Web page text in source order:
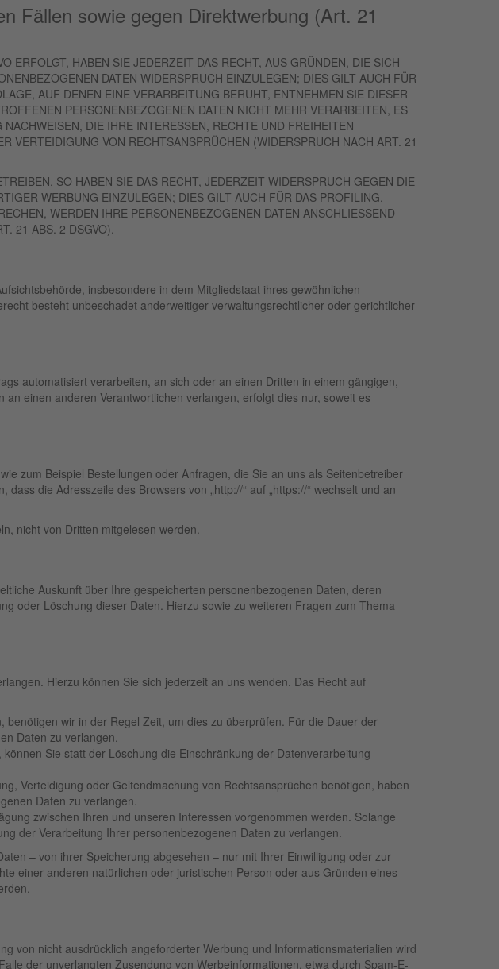
Fällen sowie gegen Direktwerbung (Art. 21
ERFOLGT, HABEN SIE JEDERZEIT DAS RECHT, AUS GRÜNDEN, DIE SICH
DATEN WIDERSPRUCH EINZULEGEN; DIES GILT AUCH FÜR
AUF DENEN EINE VERARBEITUNG BERUHT, ENTNEHMEN SIE DIESER
PERSONENBEZOGENEN DATEN NICHT MEHR VERARBEITEN, ES
DIE IHRE INTERESSEN, RECHTE UND FREIHEITEN
VERTEIDIGUNG VON RECHTSANSPRÜCHEN (WIDERSPRUCH NACH ART. 21
SO HABEN SIE DAS RECHT, JEDERZEIT WIDERSPRUCH GEGEN DIE
WERBUNG EINZULEGEN; DIES GILT AUCH FÜR DAS PROFILING,
WERDEN IHRE PERSONENBEZOGENEN DATEN ANSCHLIESSEND
21 ABS. 2 DSGVO).
insbesondere in dem Mitgliedstaat ihres gewöhnlichen
besteht unbeschadet anderweitiger verwaltungsrechtlicher oder gerichtlicher
automatisiert verarbeiten, an sich oder an einen Dritten in einem gängigen,
einen anderen Verantwortlichen verlangen, erfolgt dies nur, soweit es
zum Beispiel Bestellungen oder Anfragen, die Sie an uns als Seitenbetreiber
die Adresszeile des Browsers von „http://“ auf „https://“ wechselt und an
nicht von Dritten mitgelesen werden.
Auskunft über Ihre gespeicherten personenbezogenen Daten, deren
oder Löschung dieser Daten. Hierzu sowie zu weiteren Fragen zum Thema
Hierzu können Sie sich jederzeit an uns wenden. Das Recht auf
wir in der Regel Zeit, um dies zu überprüfen. Für die Dauer der
Daten zu verlangen.
Sie statt der Löschung die Einschränkung der Datenverarbeitung
Verteidigung oder Geltendmachung von Rechtsansprüchen benötigen, haben
Daten zu verlangen.
zwischen Ihren und unseren Interessen vorgenommen werden. Solange
der Verarbeitung Ihrer personenbezogenen Daten zu verlangen.
– von ihrer Speicherung abgesehen – nur mit Ihrer Einwilligung oder zur
einer anderen natürlichen oder juristischen Person oder aus Gründen eines
von nicht ausdrücklich angeforderter Werbung und Informationsmaterialien wird
der unverlangten Zusendung von Werbeinformationen, etwa durch Spam-E-